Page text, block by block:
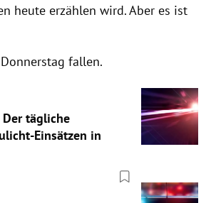
heute erzählen wird. Aber es ist
fallen.
Der tägliche
Einsätzen in